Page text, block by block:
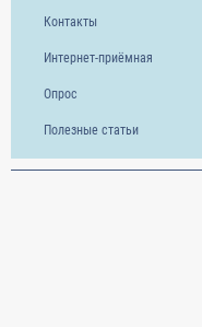
Контакты
Интернет-приёмная
Опрос
Полезные статьи